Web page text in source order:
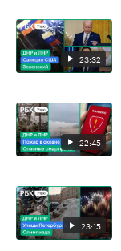
23:32
22:45
23:15